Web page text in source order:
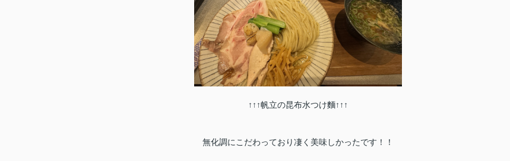
↑↑↑帆立の昆布水つけ麵↑↑↑
無化調にこだわっており凄く美味しかったです！！